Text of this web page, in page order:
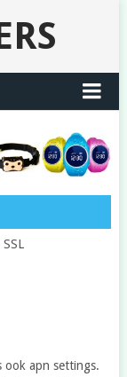
ook apn settings.